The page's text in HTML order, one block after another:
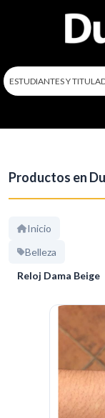
ESTUDIANTES Y
Productos en
Inicio
Belleza
Reloj Dama Beige